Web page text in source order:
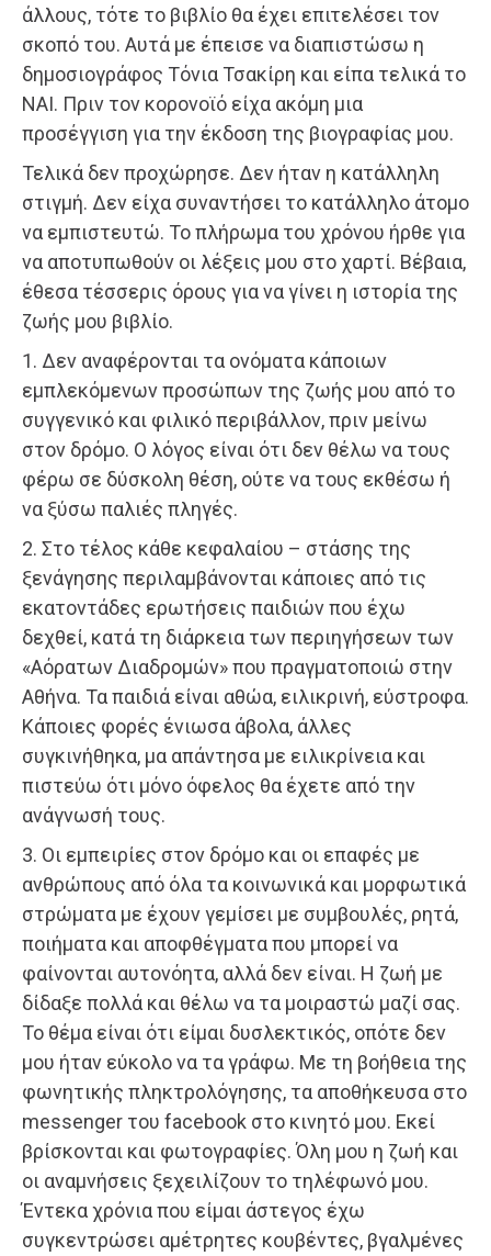
άλλους, τότε το βιβλίο θα έχει επιτελέσει τον
σκοπό του. Αυτά με έπεισε να διαπιστώσω η
δημοσιογράφος Τόνια Τσακίρη και είπα τελικά το
ΝΑΙ. Πριν τον κορονοϊό είχα ακόμη μια
προσέγγιση για την έκδοση της βιογραφίας μου.
Τελικά δεν προχώρησε. Δεν ήταν η κατάλληλη
στιγμή. Δεν είχα συναντήσει το κατάλληλο άτομο
να εμπιστευτώ. Το πλήρωμα του χρόνου ήρθε για
να αποτυπωθούν οι λέξεις μου στο χαρτί. Βέβαια,
έθεσα τέσσερις όρους για να γίνει η ιστορία της
ζωής μου βιβλίο.
1. Δεν αναφέρονται τα ονόματα κάποιων
εμπλεκόμενων προσώπων της ζωής μου από το
συγγενικό και φιλικό περιβάλλον, πριν μείνω
στον δρόμο. Ο λόγος είναι ότι δεν θέλω να τους
φέρω σε δύσκολη θέση, ούτε να τους εκθέσω ή
να ξύσω παλιές πληγές.
2. Στο τέλος κάθε κεφαλαίου – στάσης της
ξενάγησης περιλαμβάνονται κάποιες από τις
εκατοντάδες ερωτήσεις παιδιών που έχω
δεχθεί, κατά τη διάρκεια των περιηγήσεων των
«Αόρατων Διαδρομών» που πραγματοποιώ στην
Αθήνα. Τα παιδιά είναι αθώα, ειλικρινή, εύστροφα.
Κάποιες φορές ένιωσα άβολα, άλλες
συγκινήθηκα, μα απάντησα με ειλικρίνεια και
πιστεύω ότι μόνο όφελος θα έχετε από την
ανάγνωσή τους.
3. Οι εμπειρίες στον δρόμο και οι επαφές με
ανθρώπους από όλα τα κοινωνικά και μορφωτικά
στρώματα με έχουν γεμίσει με συμβουλές, ρητά,
ποιήματα και αποφθέγματα που μπορεί να
φαίνονται αυτονόητα, αλλά δεν είναι. Η ζωή με
δίδαξε πολλά και θέλω να τα μοιραστώ μαζί σας.
Το θέμα είναι ότι είμαι δυσλεκτικός, οπότε δεν
μου ήταν εύκολο να τα γράφω. Με τη βοήθεια της
φωνητικής πληκτρολόγησης, τα αποθήκευσα στο
messenger του facebook στο κινητό μου. Εκεί
βρίσκονται και φωτογραφίες. Όλη μου η ζωή και
οι αναμνήσεις ξεχειλίζουν το τηλέφωνό μου.
Έντεκα χρόνια που είμαι άστεγος έχω
συγκεντρώσει αμέτρητες κουβέντες, βγαλμένες